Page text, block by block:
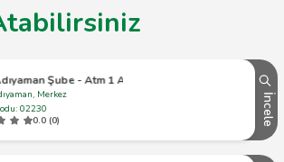
Şube - Atm 1 Atm
Merkez
02230
0.0 (0)
İncele